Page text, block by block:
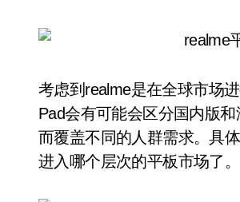
考虑到realme是在全球市场
Pad会有可能会区分国内版
而覆盖不同的人群需求。具
进入哪个层次的平板市场了。